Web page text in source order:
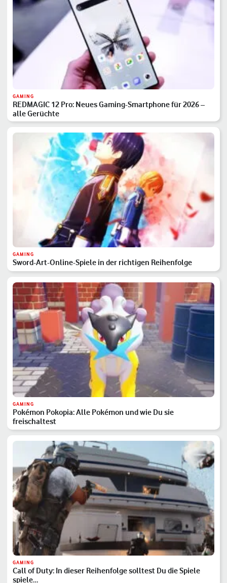
GAMING
REDMAGIC 12 Pro: Neues Gaming-Smartphone für 2026 –
alle Gerüchte
GAMING
Sword-Art-Online-Spiele in der richtigen Reihenfolge
GAMING
Pokémon Pokopia: Alle Pokémon und wie Du sie
freischaltest
GAMING
Call of Duty: In dieser Reihenfolge solltest Du die Spiele
spiele…